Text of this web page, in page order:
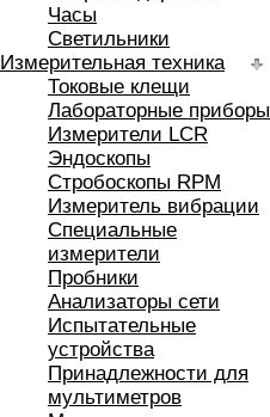
Часы
Светильники
Измерительная техника
Токовые клещи
Лабораторные приборы
Измерители LCR
Эндоскопы
Стробоскопы RPM
Измеритель вибрации
Специальные
измерители
Пробники
Анализаторы сети
Испытательные
устройства
Принадлежности для
мультиметров